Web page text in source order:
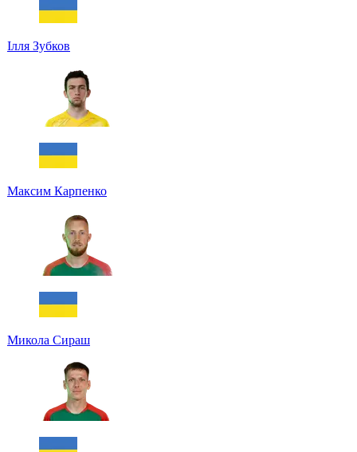
Ілля Зубков
Максим Карпенко
Микола Сираш